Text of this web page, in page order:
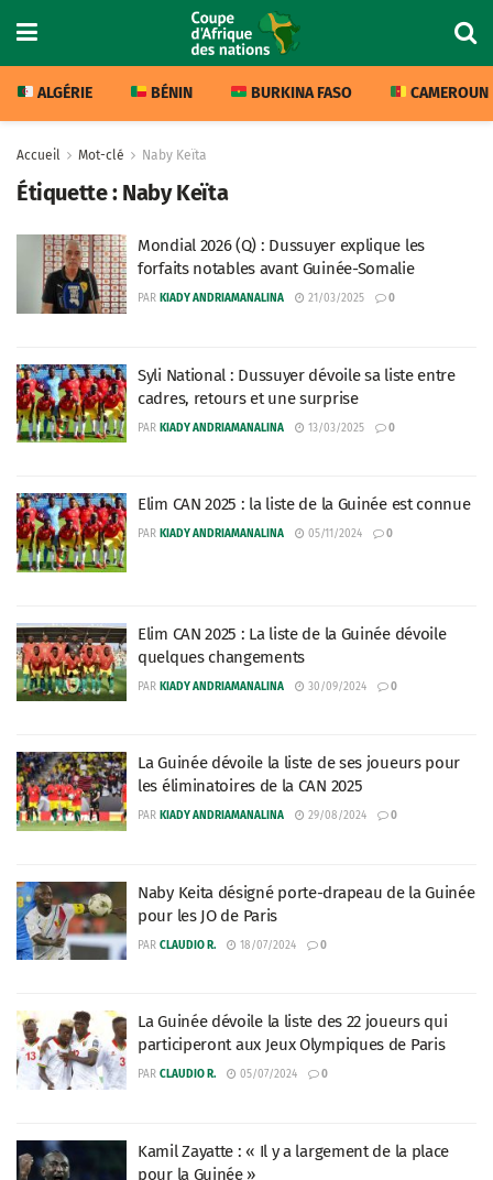
ALGÉRIE BÉNIN BURKINA FASO CAMEROUN
Accueil Mot-clé Naby Keïta
Étiquette : Naby Keïta
Mondial 2026 (Q) : Dussuyer explique les
forfaits notables avant Guinée-Somalie
PAR KIADY ANDRIAMANALINA 21/03/2025 0
Syli National : Dussuyer dévoile sa liste entre
cadres, retours et une surprise
PAR KIADY ANDRIAMANALINA 13/03/2025 0
Elim CAN 2025 : la liste de la Guinée est connue
PAR KIADY ANDRIAMANALINA 05/11/2024 0
Elim CAN 2025 : La liste de la Guinée dévoile
quelques changements
PAR KIADY ANDRIAMANALINA 30/09/2024 0
La Guinée dévoile la liste de ses joueurs pour
les éliminatoires de la CAN 2025
PAR KIADY ANDRIAMANALINA 29/08/2024 0
Naby Keita désigné porte-drapeau de la Guinée
pour les JO de Paris
PAR CLAUDIO R. 18/07/2024 0
La Guinée dévoile la liste des 22 joueurs qui
participeront aux Jeux Olympiques de Paris
PAR CLAUDIO R. 05/07/2024 0
Kamil Zayatte : « Il y a largement de la place
pour la Guinée »